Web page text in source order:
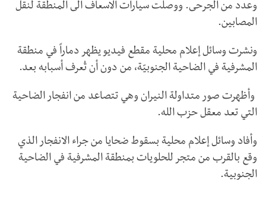
وعدد من الجرحى. ووصلت سيارات الاسعاف الى المنطقة لنقل
المصابين.
ونشرت وسائل إعلام محلية مقطع فيديو يظهر دماراً في منطقة
المشرفية في الضاحية الجنوبيّة، من دون أن تُعرف أسبابه بعد.
وأظهرت صور متداولة النيران وهي تتصاعد من انفجار الضاحية
التي تعد معقل حزب الله.
وأفاد وسائل إعلام محلية بسقوط ضحايا من جراء الانفجار الذي
وقع بالقرب من متجر للحلويات بمنطقة المشرفية في الضاحية
الجنوبية.